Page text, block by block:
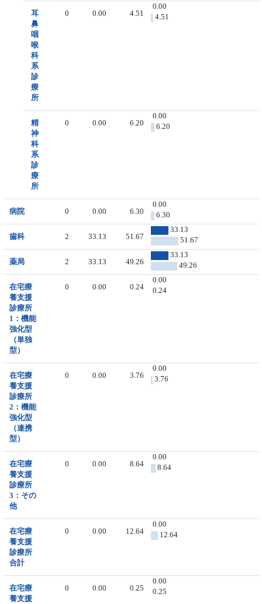
耳
鼻
咽
喉
科
系
診
療
所
0 0.00 4.51
0.00
4.51
精
神
科
系
診
療
所
0 0.00 6.20
0.00
6.20
病院 0 0.00 6.30
0.00
6.30
歯科 2 33.13 51.67
33.13
51.67
薬局 2 33.13 49.26
33.13
49.26
在宅療
養支援
診療所
1：機能
強化型
（単独
型）
0 0.00 0.24
0.00
0.24
在宅療
養支援
診療所
2：機能
強化型
（連携
型）
0 0.00 3.76
0.00
3.76
在宅療
養支援
診療所
3：その
他
0 0.00 8.64
0.00
8.64
在宅療
養支援
診療所
合計
0 0.00 12.64
0.00
12.64
在宅療
養支援
0 0.00 0.25
0.00
0.25